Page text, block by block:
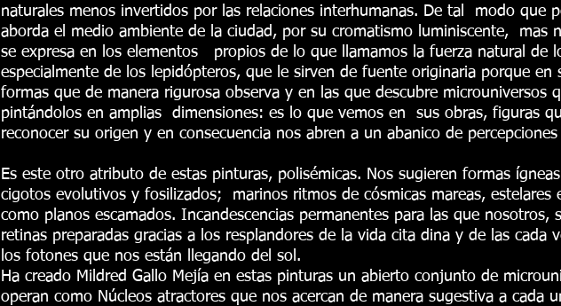
naturales menos invertidos por las relaciones interhumanas. De tal modo que
aborda el medio ambiente de la ciudad, por su cromatismo luminiscente, mas
se expresa en los elementos propios de lo que llamamos la fuerza natural de
especialmente de los lepidópteros, que le sirven de fuente originaria porque en
formas que de manera rigurosa observa y en las que descubre microuniversos
pintándolos en amplias dimensiones: es lo que vemos en sus obras, figuras
reconocer su origen y en consecuencia nos abren a un abanico de
Es este otro atributo de estas pinturas, polisémicas. Nos sugieren formas
cigotos evolutivos y fosilizados; marinos ritmos de cósmicas mareas, estelares
como planos escamados. Incandescencias permanentes para las que nosotros,
retinas preparadas gracias a los resplandores de la vida cita dina y de las cada
los fotones que nos están llegando del sol.
Ha creado Mildred Gallo Mejía en estas pinturas un abierto conjunto de
operan como Núcleos atractores que nos acercan de manera sugestiva a cada